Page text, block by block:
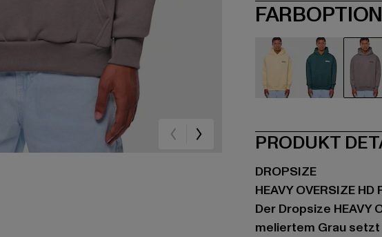
PRODUKT
DROPSIZE
HEAVY OVERSIZE HD
Der Dropsize HEAVY
meliertem Grau